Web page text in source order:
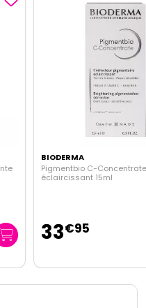
BIODERMA
Pigmentbio C-Concentrate
éclaircissant 15ml
33€95